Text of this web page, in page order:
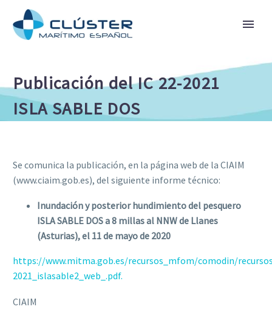
Publicación del IC 22-2021
ISLA SABLE DOS
Se comunica la publicación, en la página web de la CIAIM
(www.ciaim.gob.es), del siguiente informe técnico:
Inundación y posterior hundimiento del pesquero
ISLA SABLE DOS a 8 millas al NNW de Llanes
(Asturias), el 11 de mayo de 2020
https://www.mitma.gob.es/recursos_mfom/comodin/
2021_islasable2_web_.pdf.
CIAIM